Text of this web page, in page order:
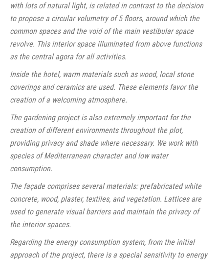
with lots of natural light, is related in contrast to the decision
to propose a circular volumetry of 5 floors, around which the
common spaces and the void of the main vestibular space
revolve. This interior space illuminated from above functions
as the central agora for all activities.
Inside the hotel, warm materials such as wood, local stone
coverings and ceramics are used. These elements favor the
creation of a welcoming atmosphere.
The gardening project is also extremely important for the
creation of different environments throughout the plot,
providing privacy and shade where necessary. We work with
species of Mediterranean character and low water
consumption.
The façade comprises several materials: prefabricated white
concrete, wood, plaster, textiles, and vegetation. Lattices are
used to generate visual barriers and maintain the privacy of
the interior spaces.
Regarding the energy consumption system, from the initial
approach of the project, there is a special sensitivity to energy